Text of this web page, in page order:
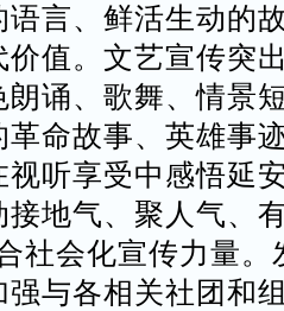
言、鲜活生动的
值。文艺宣传突
诵、歌舞、情景
革命故事、英雄事
听享受中感悟延
地气、聚人气、
社会化宣传力量。
与各相关社团和